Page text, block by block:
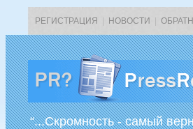
РЕГИСТРАЦИЯ НОВОСТИ
“...Скромность - самый